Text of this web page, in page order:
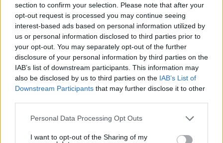
section to confirm your selection. Please note that after your
opt-out request is processed you may continue seeing
interest-based ads based on personal information utilized by
us or personal information disclosed to third parties prior to
your opt-out. You may separately opt-out of the further
disclosure of your personal information by third parties on the
IAB’s list of downstream participants. This information may
also be disclosed by us to third parties on the IAB’s List of
Downstream Participants that may further disclose it to other
Please note that this website/app uses one or more Google
not limited to your visit or usage behaviour. You may click to
Personal Data Processing Opt Outs
I want to opt-out of the Sharing of my
Η Smart φοιτητική κατοικία στην καρδιά της Αθήνας
03.08.2026, 10:56
Επαγγελματική Εκπαίδευση & Εξειδίκευση: Το Mοντέλο που
σε Bάζει στην Aγορά Eργασίας
26.07.2026, 09:54
ΣΧΟΛΙΑ(13)